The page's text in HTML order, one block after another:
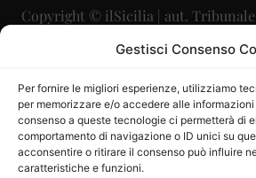
Gestisci Consenso
Per fornire le migliori esperienze, utilizziamo
per memorizzare e/o accedere alle
consenso a queste tecnologie ci permetterà di
comportamento di navigazione o ID unici su
acconsentire o ritirare il consenso può influire
caratteristiche e funzioni.
Copyright © ilSicilia | aut. Tribunale
29/09/2015
Direttore Editoriale:
Direttore Responsabile: